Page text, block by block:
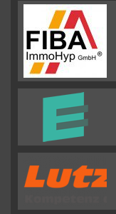
Sternen |
292Emslander
Immobilien
GMBHBewertungen
auf
werkenntdenBESTEN.de